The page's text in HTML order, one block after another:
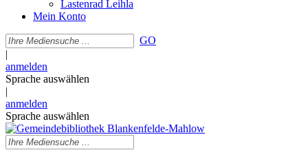
Lastenrad Leihla
Mein Konto
GO
|
anmelden
Sprache auswählen
|
anmelden
Sprache auswählen